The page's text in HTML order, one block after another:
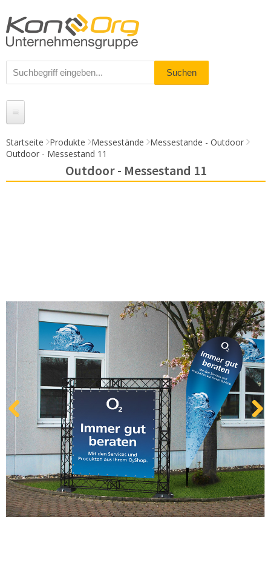
Produkte
Messestände
Zum neuen Online Shop!
Startseite Produkte Messestände
Messestande - Outdoor
Outdoor - Messestand 11
Outdoor - Messestand 11